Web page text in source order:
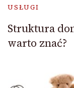
USŁUGI
Struktura
warto znać?